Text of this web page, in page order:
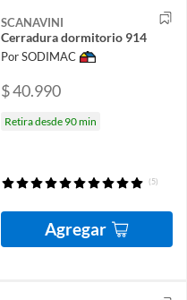
SCANAVINI
Cerradura dormitorio 914
Por SODIMAC
$ 40.990
Retira desde 90 min
(5)
Agregar